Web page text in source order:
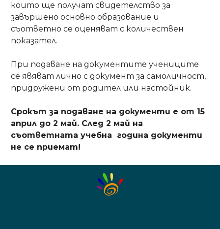
които ще получат свидетелство за
завършено основно образование и
съответно се оценяват с количествен
показател.
При подаване на документите учениците
се явяват лично с документ за самоличност,
придружени от родител или настойник.
Срокът за подаване на документи е от 15
април до 2 май. След 2 май на
съответната учебна година документи
не се приемат!